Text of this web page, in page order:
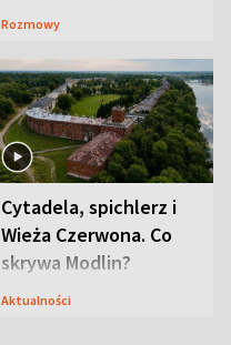
swoje niezwykłe
Rozmowy
Cytadela, spichlerz i
Wieża Czerwona. Co
skrywa Modlin?
Aktualności